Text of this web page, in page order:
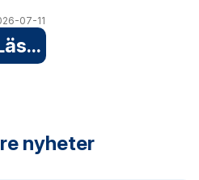
07-11
nyheter